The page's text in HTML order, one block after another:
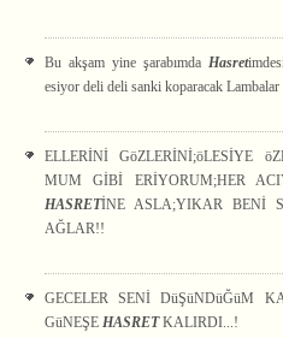
Bu akşam yine şarabımda Hasret
esiyor deli deli sanki koparacak
ELLERİNİ GöZLERİNİ;öLESİYE
MUM GİBİ ERİYORUM;HER
HASRETİNE ASLA;YIKAR BENİ
AĞLAR!!
GECELER SENİ DüŞüNDüĞüM
GüNEŞE HASRETKALIRDI...!